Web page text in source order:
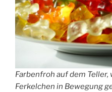
Farbenfroh auf dem Teller,
Ferkelchen in Bewegung